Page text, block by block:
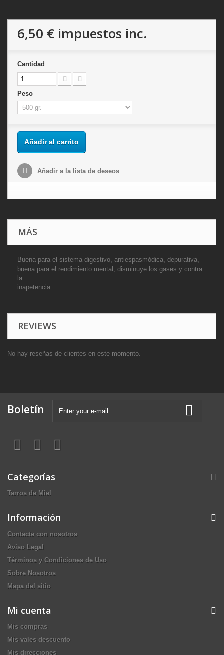
6,50 € impuestos inc.
Cantidad
Peso
Añadir al carrito
Añadir a la lista de deseos
MÁS
Buena para el sistema digestivo, antiespasmódica, depurativa,
buena para el rendimiento mental, disminuye los gases y contra
la
inapetencia.
REVIEWS
No hay reseñas de clientes en este momento.
Boletín
Categorías
Tarros de Miel
Información
Contacte con nosotros
Aviso Legal
Términos y Condiciones de Uso
Sobre Nosotros
Mapa del sitio
Mi cuenta
Mis compras
Mis vales descuento
Mis direcciones